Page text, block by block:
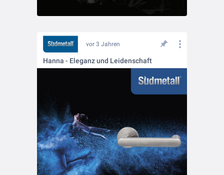
vor 3 Jahren
Hanna - Eleganz und Leidenschaft